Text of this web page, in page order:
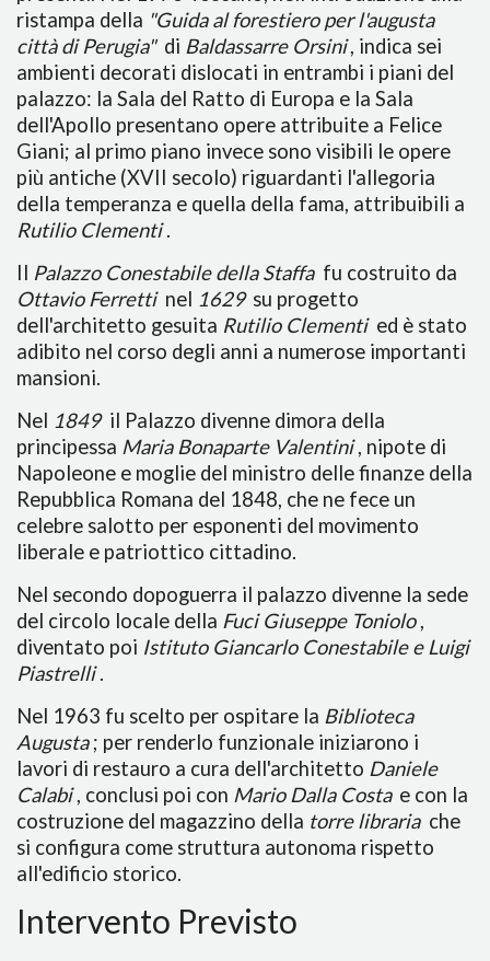
ristampa della "Guida al forestiero per l'augusta
città di Perugia" di Baldassarre Orsini, indica sei
ambienti decorati dislocati in entrambi i piani del
palazzo: la Sala del Ratto di Europa e la Sala
dell'Apollo presentano opere attribuite a Felice
Giani; al primo piano invece sono visibili le opere
più antiche (XVII secolo) riguardanti l'allegoria
della temperanza e quella della fama, attribuibili a
Rutilio Clementi .
Il Palazzo Conestabile della Staffa fu costruito da
Ottavio Ferretti nel 1629 su progetto
dell'architetto gesuita Rutilio Clementi ed è stato
adibito nel corso degli anni a numerose importanti
mansioni.
Nel 1849 il Palazzo divenne dimora della
principessa Maria Bonaparte Valentini, nipote di
Napoleone e moglie del ministro delle finanze della
Repubblica Romana del 1848, che ne fece un
celebre salotto per esponenti del movimento
liberale e patriottico cittadino.
Nel secondo dopoguerra il palazzo divenne la sede
del circolo locale della Fuci Giuseppe Toniolo,
diventato poi Istituto Giancarlo Conestabile e Luigi
Piastrelli .
Nel 1963 fu scelto per ospitare la Biblioteca
Augusta; per renderlo funzionale iniziarono i
lavori di restauro a cura dell'architetto Daniele
Calabi, conclusi poi con Mario Dalla Costa e con la
costruzione del magazzino della torre libraria che
si configura come struttura autonoma rispetto
all'edificio storico.
Intervento Previsto